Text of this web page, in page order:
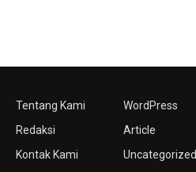
Tentang Kami
Redaksi
Kontak Kami
WordPress
Article
Uncategorized